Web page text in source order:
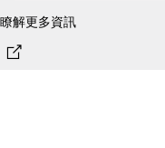
瞭解更多資訊